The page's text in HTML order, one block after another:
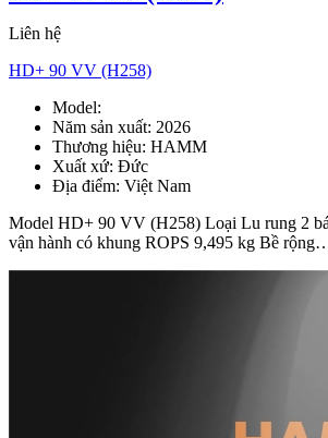
Liên hệ
HD+ 90 VV (H258)
Model:
Năm sản xuất: 2026
Thương hiệu: HAMM
Xuất xứ: Đức
Địa điểm: Việt Nam
Model HD+ 90 VV (H258) Loại Lu rung 2
vận hành có khung ROPS 9,495 kg Bề